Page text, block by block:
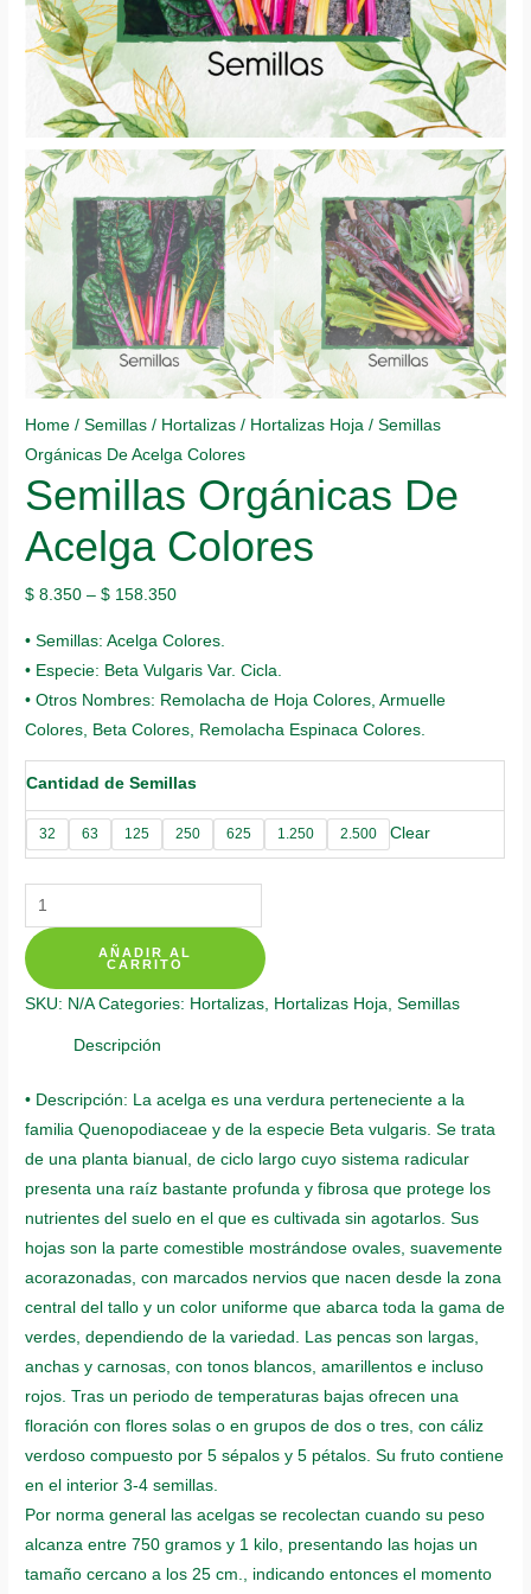
Home /Semillas / Hortalizas / Hortalizas Hoja / Semillas
Orgánicas De Acelga Colores
Semillas Orgánicas De
Acelga Colores
$ 8.350 –$ 158.350
• Semillas: Acelga Colores.
• Especie: Beta Vulgaris Var. Cicla.
• Otros Nombres: Remolacha de Hoja Colores, Armuelle
Colores, Beta Colores, Remolacha Espinaca Colores.
Cantidad de Semillas
32 63 125 250 625 1.250 2.500 Clear
Semillas
Orgánicas
De
Acelga
quantity
AÑADIR AL
CARRITO
SKU: N/A Categories: Hortalizas, Hortalizas Hoja,Semillas
Descripción
• Descripción: La acelga es una verdura perteneciente a la
familia Quenopodiaceae y de la especie Beta vulgaris. Se trata
de una planta bianual, de ciclo largo cuyo sistema radicular
presenta una raíz bastante profunda y fibrosa que protege los
nutrientes del suelo en el que es cultivada sin agotarlos. Sus
hojas son la parte comestible mostrándose ovales, suavemente
acorazonadas, con marcados nervios que nacen desde la zona
central del tallo y un color uniforme que abarca toda la gama de
verdes, dependiendo de la variedad. Las pencas son largas,
anchas y carnosas, con tonos blancos, amarillentos e incluso
rojos. Tras un periodo de temperaturas bajas ofrecen una
floración con flores solas o en grupos de dos o tres, con cáliz
verdoso compuesto por 5 sépalos y 5 pétalos. Su fruto contiene
en el interior 3-4 semillas.
Por norma general las acelgas se recolectan cuando su peso
alcanza entre 750 gramos y 1 kilo, presentando las hojas un
tamaño cercano a los 25 cm., indicando entonces el momento